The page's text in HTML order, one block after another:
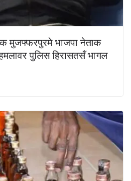
मुजफ्फरपुरमे भाजपा नेताक
पुलिस हिरासतसँ भागल